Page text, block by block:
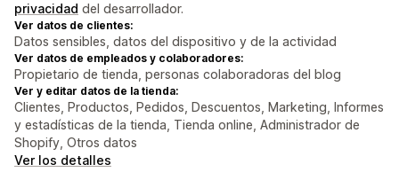
privacidad del desarrollador.
Ver datos de clientes:
Datos sensibles, datos del dispositivo y de la actividad
Ver datos de empleados y colaboradores:
Propietario de tienda, personas colaboradoras del blog
Ver y editar datos de la tienda:
Clientes, Productos, Pedidos, Descuentos, Marketing, Informes
y estadísticas de la tienda, Tienda online, Administrador de
Shopify, Otros datos
Ver los detalles